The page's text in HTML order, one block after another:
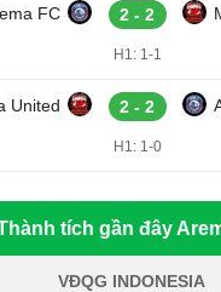
FC 2 - 2
H1: 1-1
United 2 - 2
H1: 1-0
tích gần đây
VĐQG INDONESIA